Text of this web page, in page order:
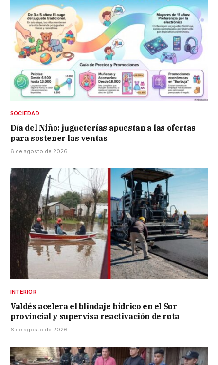
SOCIEDAD
Día del Niño: jugueterías apuestan a las ofertas
para sostener las ventas
6 de agosto de 2026
INTERIOR
Valdés acelera el blindaje hídrico en el Sur
provincial y supervisa reactivación de ruta
6 de agosto de 2026